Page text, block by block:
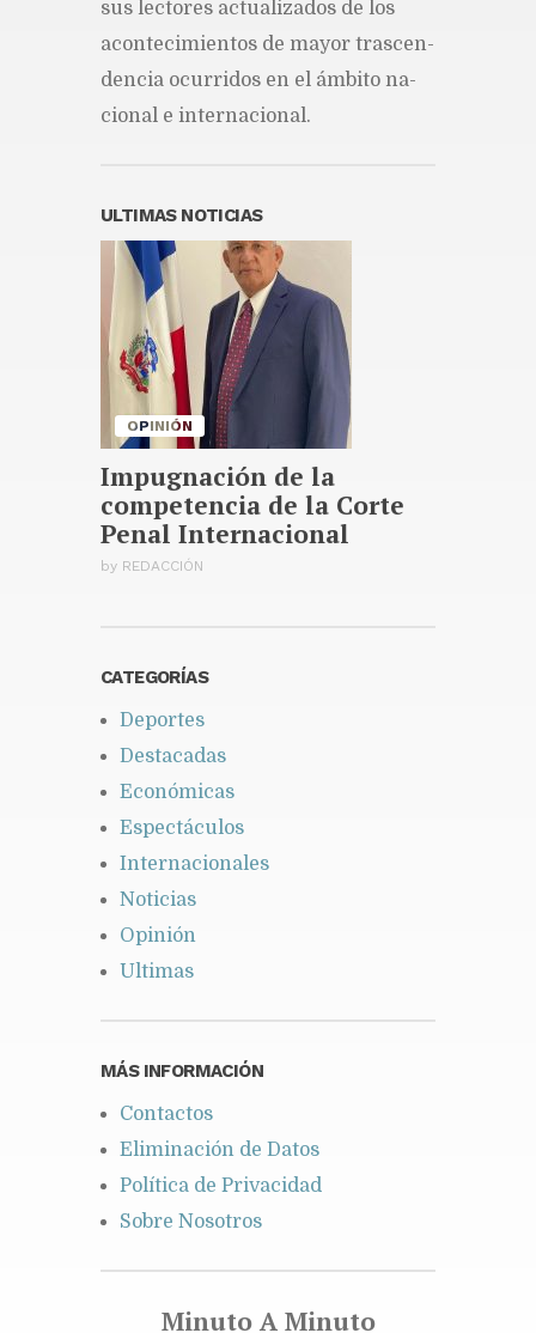
sus lec­to­res ac­tua­li­za­dos de los
acon­te­ci­mien­tos de ma­yor tras­cen­
den­cia ocu­rri­dos en el ám­bi­to na­
cio­nal e in­ter­na­cio­nal.
ULTIMAS NOTICIAS
OPINIÓN
Impugnación de la
competencia de la Corte
Penal Internacional
by REDACCIÓN
CATEGORÍAS
Deportes
Destacadas
Económicas
Espectáculos
Internacionales
Noticias
Opinión
Ultimas
MÁS INFORMACIÓN
Contactos
Eliminación de Datos
Política de Privacidad
Sobre Nosotros
Minuto A Minuto